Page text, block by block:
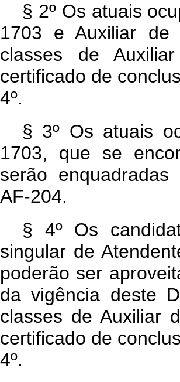
§ 2º Os atuais
1703 e Auxiliar de
classes de
certificado de
4º.
§ 3º Os atuais
1703, que se
serão
AF-204.
§ 4º Os
singular de
poderão ser
da vigência deste
classes de Auxiliar
certificado de
4º.